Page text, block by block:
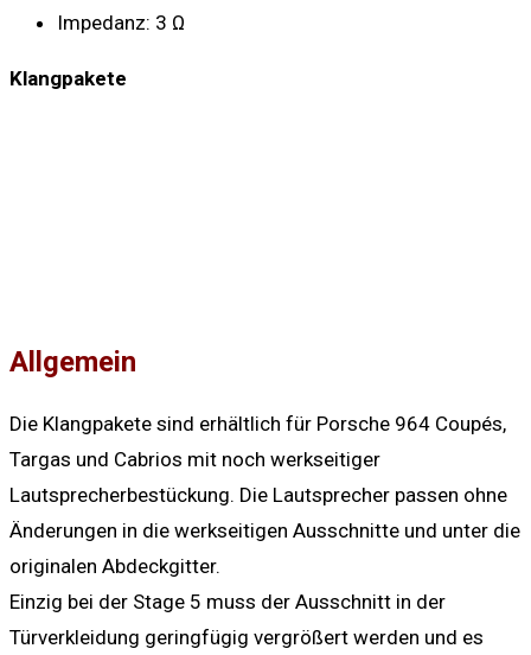
Impedanz: 3 Ω
Klangpakete
Allgemein
Die Klangpakete sind erhältlich für Porsche 964 Coupés,
Targas und Cabrios mit noch werkseitiger
Lautsprecherbestückung. Die Lautsprecher passen ohne
Änderungen in die werkseitigen Ausschnitte und unter die
originalen Abdeckgitter.
Einzig bei der Stage 5 muss der Ausschnitt in der
Türverkleidung geringfügig vergrößert werden und es